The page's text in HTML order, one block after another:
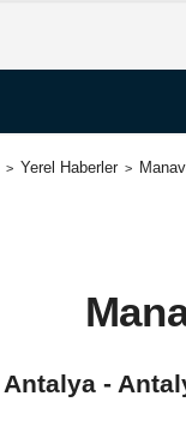
Yerel Haberler
Antalya -